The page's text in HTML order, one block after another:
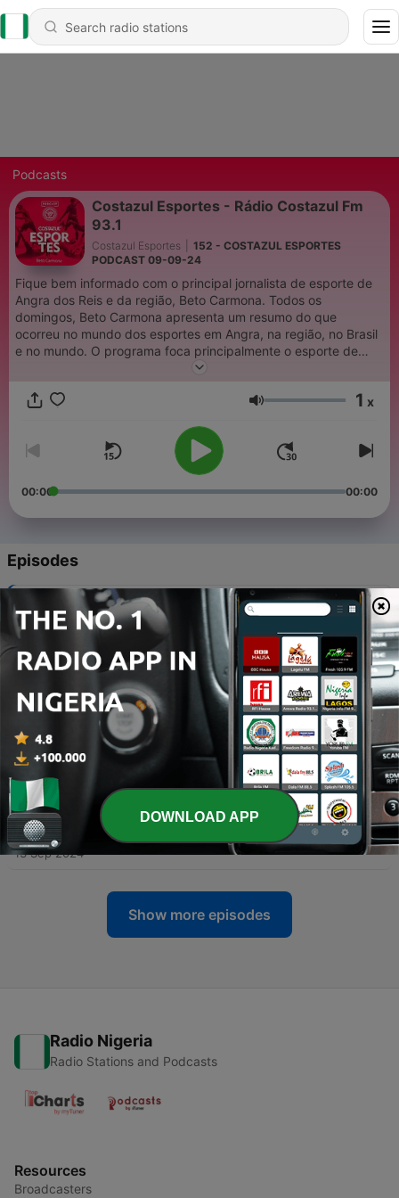
Podcasts
Costazul Esportes - Rádio Costazul Fm
93.1
Costazul Esportes
152 - COSTAZUL ESPORTES
PODCAST 09-09-24
Fique bem informado com o principal jornalista de esporte de
Angra dos Reis e da região, Beto Carmona. Todos os
domingos, Beto Carmona apresenta um resumo do que
ocorreu no mundo dos esportes em Angra, na região, no Brasil
e no mundo. O programa foca principalmente o esporte de
nosso município, abrindo espaço para os atletas de Angra que
programa Costazul Esportes vai ao ar todos os domingo às
Volume 1 x
00:00 00:00
Episodes
152 COSTAZUL ESPORTES PODCAST 09-09-24
25 Oct 2024
151 - COSTAZUL ESPORTES PODCAST 30-09-24
150 - COSTAZUL ESPORTES PODCAST 21-10 -24
25 Oct 2024
- COSTAZUL ESPORTES PODCAST 09-09-24
13 Sep 2024
148 - COSTAZUL ESPORTES PODCAST 29-07-24
13 Sep 2024
Show more episodes
Radio Nigeria
Radio Stations and Podcasts
Resources
Broadcasters
DOWNLOAD APP